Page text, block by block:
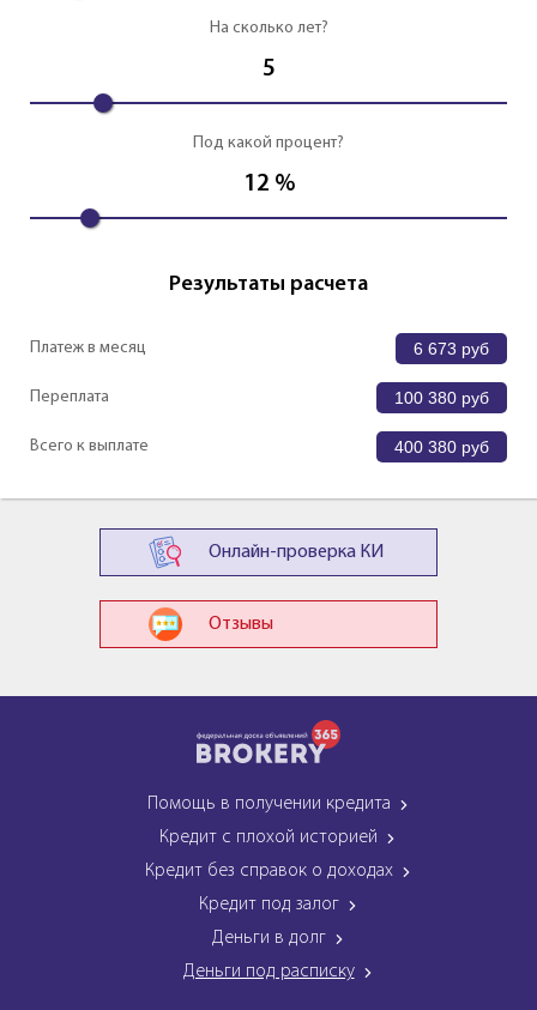
На сколько лет?
5
Под какой процент?
12 %
Результаты расчета
Платеж в месяц 6 673 руб
Переплата 100 380 руб
Всего к выплате 400 380 руб
Онлайн-проверка КИ
Отзывы
Помощь в получении кредита
Кредит с плохой историей
Кредит без справок о доходах
Кредит под залог
Деньги в долг
Деньги под расписку